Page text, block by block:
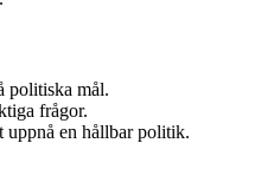
politiska mål.
frågor.
uppnå en hållbar politik.